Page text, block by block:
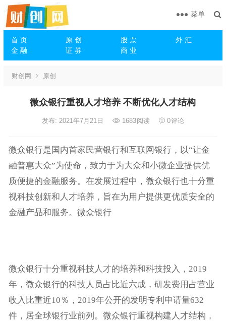
首 页 原 创 股 票
外 汇
金 融
证 券 商 业
菜单
财创网 原创
微众银行重视人才培养 不断优化人才结构
发布: 2021年7月21日 1683阅读 0评论
微众银行是国内首家民营银行和互联网银行，以“让金
融普惠大众”为使命，致力于为大众和小微企业提供优
质便捷的金融服务。在发展过程中，微众银行也十分重
视科技创新和人才培养，旨在为用户提供更优质安全的
金融产品和服务。微众银行
微众银行十分重视科技人才的培养和科技投入，2019
年，微众银行的科技人员占比近六成，研发费用占营业
收入比重近10％，2019年公开的发明专利申请量632
件，居全球银行业前列。微众银行重视构建人才结构，